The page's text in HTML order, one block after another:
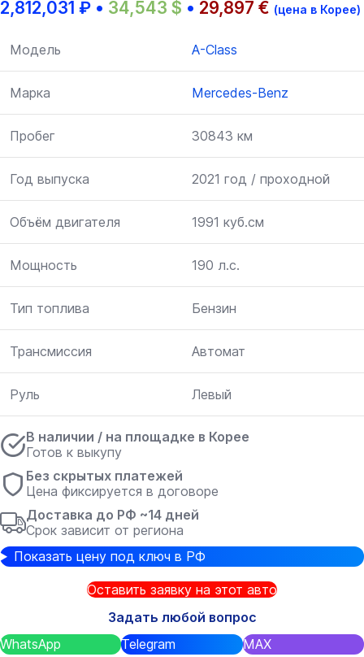
2,812,031 ₽ • 34,543 $ • 29,897 € (цена в Корее)
Модель A-Class
Марка Mercedes-Benz
Пробег 30843 км
Год выпуска 2021 год / проходной
Объём двигателя 1991 куб.см
Мощность 190 л.с.
Тип топлива Бензин
Трансмиссия Автомат
Руль Левый
В наличии / на площадке в Корее
Готов к выкупу
Без скрытых платежей
Цена фиксируется в договоре
Доставка до РФ ~14 дней
Срок зависит от региона
Показать цену под ключ в РФ
Оставить заявку на этот авто
Задать любой вопрос
WhatsApp
Telegram MAX